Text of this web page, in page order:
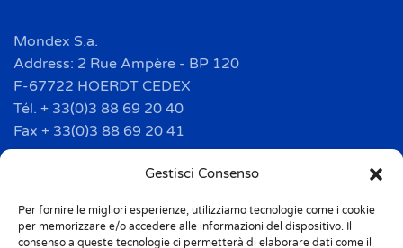
Gestisci Consenso
Per fornire le migliori esperienze, utilizziamo tecnologie come i cookie
per memorizzare e/o accedere alle informazioni del dispositivo. Il
consenso a queste tecnologie ci permetterà di elaborare dati come il
Mondex S.a.
Address: 2 Rue Ampère - BP 120
F-67722 HOERDT CEDEX
Tél. + 33(0)3 88 69 20 40
Fax + 33(0)3 88 69 20 41
info.france@m-home.com
Mondex Menaje España S.a.
Address: Ctra de Girona, km. 101.5